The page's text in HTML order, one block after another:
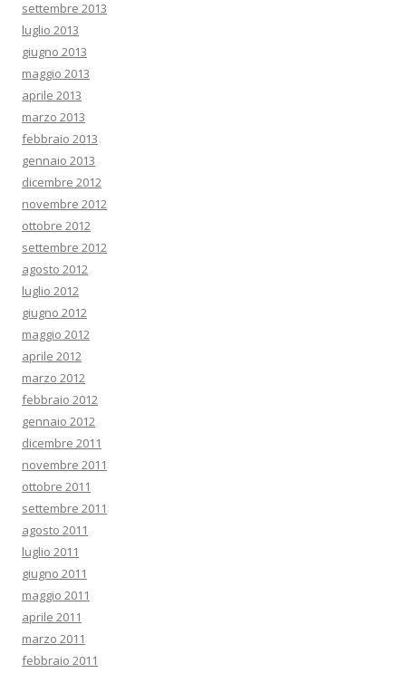
settembre 2013
luglio 2013
giugno 2013
maggio 2013
aprile 2013
marzo 2013
febbraio 2013
gennaio 2013
dicembre 2012
novembre 2012
ottobre 2012
settembre 2012
agosto 2012
luglio 2012
giugno 2012
maggio 2012
aprile 2012
marzo 2012
febbraio 2012
gennaio 2012
dicembre 2011
novembre 2011
ottobre 2011
settembre 2011
agosto 2011
luglio 2011
giugno 2011
maggio 2011
aprile 2011
marzo 2011
febbraio 2011